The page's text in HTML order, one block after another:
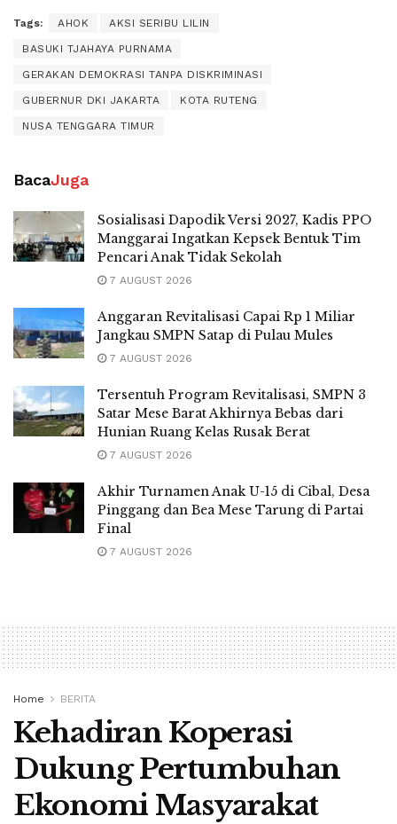
Tags: AHOK AKSI SERIBU LILIN
BASUKI TJAHAYA PURNAMA
GERAKAN DEMOKRASI TANPA DISKRIMINASI
GUBERNUR DKI JAKARTA KOTA RUTENG
NUSA TENGGARA TIMUR
BacaJuga
Sosialisasi Dapodik Versi 2027, Kadis PPO
Manggarai Ingatkan Kepsek Bentuk Tim
Pencari Anak Tidak Sekolah
7 AUGUST 2026
Anggaran Revitalisasi Capai Rp 1 Miliar
Jangkau SMPN Satap di Pulau Mules
7 AUGUST 2026
Tersentuh Program Revitalisasi, SMPN 3
Satar Mese Barat Akhirnya Bebas dari
Hunian Ruang Kelas Rusak Berat
7 AUGUST 2026
Akhir Turnamen Anak U-15 di Cibal, Desa
Pinggang dan Bea Mese Tarung di Partai
Final
7 AUGUST 2026
Home BERITA
Kehadiran Koperasi
Dukung Pertumbuhan
Ekonomi Masyarakat